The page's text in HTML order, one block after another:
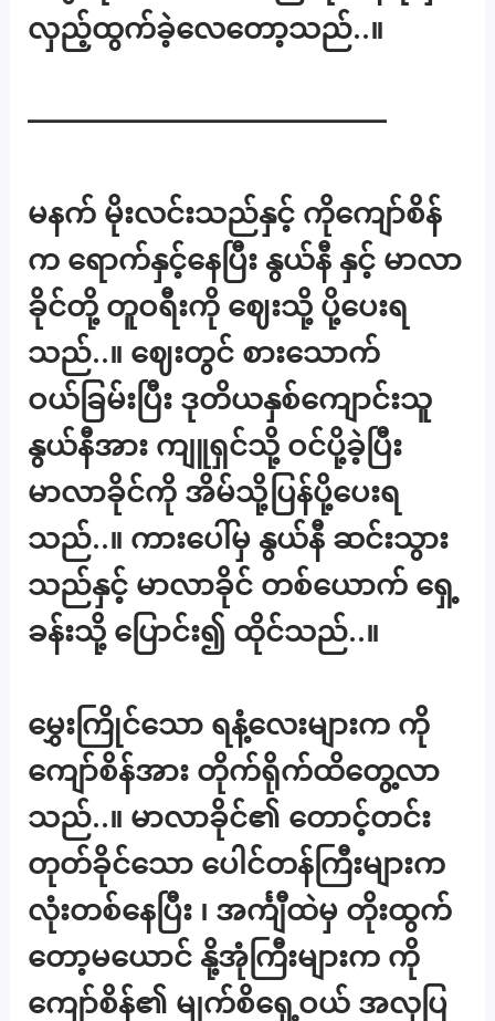
လှည့်ထွက်ခဲ့လေတော့သည်..။
————————————–
မနက် မိုးလင်းသည်နှင့် ကိုကျော်စိန်
က ရောက်နှင့်နေပြီး နွယ်နီ နှင့် မာလာ
ခိုင်တို့ တူဝရီးကို ဈေးသို့ ပို့ပေးရ
သည်..။ ဈေးတွင် စားသောက်
ဝယ်ခြမ်းပြီး ဒုတိယနှစ်ကျောင်းသူ
နွယ်နီအား ကျူရှင်သို့ ဝင်ပို့ခဲ့ပြီး
မာလာခိုင်ကို အိမ်သို့ပြန်ပို့ပေးရ
သည်..။ ကားပေါ်မှ နွယ်နီ ဆင်းသွား
သည်နှင့် မာလာခိုင် တစ်ယောက် ရှေ့
ခန်းသို့ ပြောင်း၍ ထိုင်သည်..။
မွှေးကြိုင်သော ရနံ့လေးများက ကို
ကျော်စိန်အား တိုက်ရိုက်ထိတွေ့လာ
သည်..။ မာလာခိုင်၏ တောင့်တင်း
တုတ်ခိုင်သော ပေါင်တန်ကြီးများက
လုံးတစ်နေပြီး ၊ အင်္ကျီထဲမှ တိုးထွက်
တော့မယောင် နို့အုံကြီးများက ကို
ကျော်စိန်၏ မျက်စိရှေ့ဝယ် အလှပြ